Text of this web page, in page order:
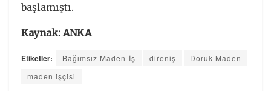
başlamıştı.
Kaynak: ANKA
Etiketler: Bağımsız Maden-İş direniş
Doruk Maden
maden işçisi